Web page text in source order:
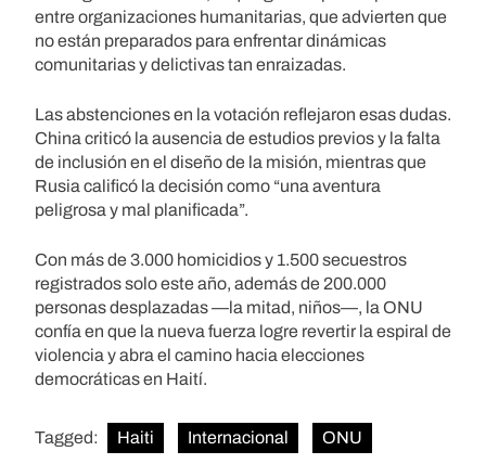
entre organizaciones humanitarias, que advierten que
no están preparados para enfrentar dinámicas
comunitarias y delictivas tan enraizadas.
Las abstenciones en la votación reflejaron esas dudas.
China criticó la ausencia de estudios previos y la falta
de inclusión en el diseño de la misión, mientras que
Rusia calificó la decisión como “una aventura
peligrosa y mal planificada”.
Con más de 3.000 homicidios y 1.500 secuestros
registrados solo este año, además de 200.000
personas desplazadas —la mitad, niños—, la ONU
confía en que la nueva fuerza logre revertir la espiral de
violencia y abra el camino hacia elecciones
democráticas en Haití.
Tagged: Haiti Internacional ONU